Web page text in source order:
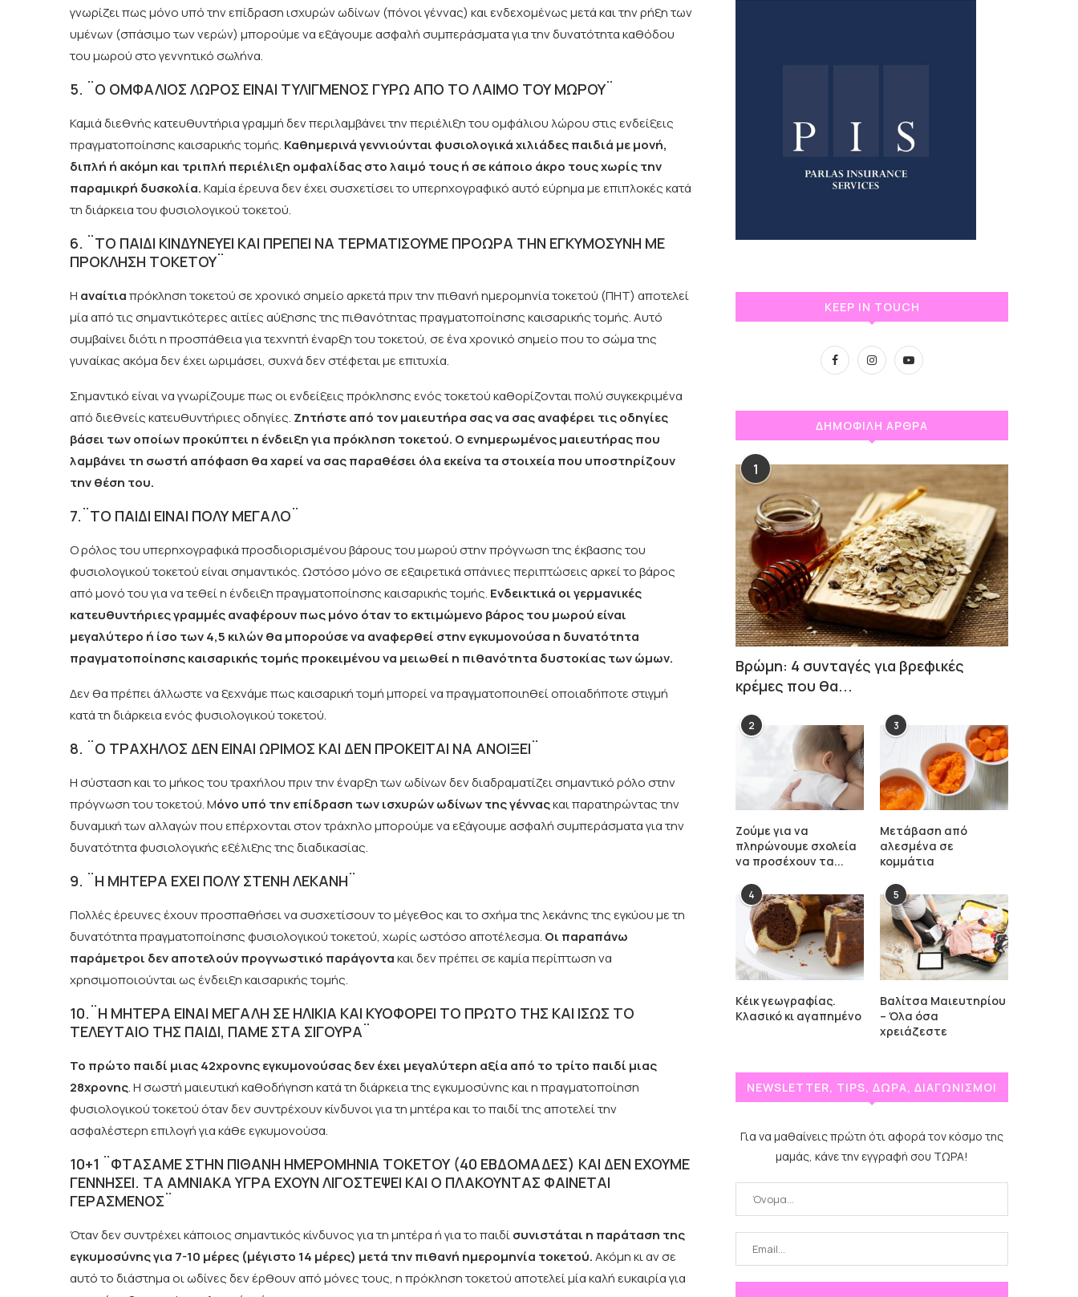
γνωρίζει πως μόνο υπό την επίδραση ισχυρών ωδίνων (πόνοι γέννας) και ενδεχομένως μετά και την ρήξη των
υμένων (σπάσιμο των νερών) μπορούμε να εξάγουμε ασφαλή συμπεράσματα για την δυνατότητα καθόδου
του μωρού στο γεννητικό σωλήνα.
5. ¨Ο ΟΜΦΑΛΙΟΣ ΛΩΡΟΣ ΕΙΝΑΙ ΤΥΛΙΓΜΕΝΟΣ ΓΥΡΩ ΑΠΟ ΤΟ ΛΑΙΜΟ ΤΟΥ ΜΩΡΟΥ¨
Καμιά διεθνής κατευθυντήρια γραμμή δεν περιλαμβάνει την περιέλιξη του ομφάλιου λώρου στις ενδείξεις
πραγματοποίησης καισαρικής τομής. Καθημερινά γεννιούνται φυσιολογικά χιλιάδες παιδιά με μονή,
διπλή ή ακόμη και τριπλή περιέλιξη ομφαλίδας στο λαιμό τους ή σε κάποιο άκρο τους χωρίς την
παραμικρή δυσκολία.Καμία έρευνα δεν έχει συσχετίσει το υπερηχογραφικό αυτό εύρημα με επιπλοκές κατά
τη διάρκεια του φυσιολογικού τοκετού.
6. ¨ΤΟ ΠΑΙΔΙ ΚΙΝΔΥΝΕΥΕΙ ΚΑΙ ΠΡΕΠΕΙ ΝΑ ΤΕΡΜΑΤΙΣΟΥΜΕ ΠΡΟΩΡΑ ΤΗΝ ΕΓΚΥΜΟΣΥΝΗ ΜΕ
ΠΡΟΚΛΗΣΗ ΤΟΚΕΤΟΥ¨
Η αναίτιαπρόκληση τοκετού σε χρονικό σημείο αρκετά πριν την πιθανή ημερομηνία τοκετού (ΠΗΤ) αποτελεί
μία από τις σημαντικότερες αιτίες αύξησης της πιθανότητας πραγματοποίησης καισαρικής τομής. Αυτό
συμβαίνει διότι η προσπάθεια για τεχνητή έναρξη του τοκετού, σε ένα χρονικό σημείο που το σώμα της
γυναίκας ακόμα δεν έχει ωριμάσει, συχνά δεν στέφεται με επιτυχία.
Σημαντικό είναι να γνωρίζουμε πως οι ενδείξεις πρόκλησης ενός τοκετού καθορίζονται πολύ συγκεκριμένα
από διεθνείς κατευθυντήριες οδηγίες. Ζητήστε από τον μαιευτήρα σας να σας αναφέρει τις οδηγίες
βάσει των οποίων προκύπτει η ένδειξη για πρόκληση τοκετού. Ο ενημερωμένος μαιευτήρας που
λαμβάνει τη σωστή απόφαση θα χαρεί να σας παραθέσει όλα εκείνα τα στοιχεία που υποστηρίζουν
την θέση του.
7.¨ΤΟ ΠΑΙΔΙ ΕΙΝΑΙ ΠΟΛΥ ΜΕΓΑΛΟ¨
Ο ρόλος του υπερηχογραφικά προσδιορισμένου βάρους του μωρού στην πρόγνωση της έκβασης του
φυσιολογικού τοκετού είναι σημαντικός. Ωστόσο μόνο σε εξαιρετικά σπάνιες περιπτώσεις αρκεί το βάρος
από μονό του για να τεθεί η ένδειξη πραγματοποίησης καισαρικής τομής. Ενδεικτικά οι γερμανικές
κατευθυντήριες γραμμές αναφέρουν πως μόνο όταν το εκτιμώμενο βάρος του μωρού είναι
μεγαλύτερο ή ίσο των 4,5 κιλών θα μπορούσε να αναφερθεί στην εγκυμονούσα η δυνατότητα
πραγματοποίησης καισαρικής τομής προκειμένου να μειωθεί η πιθανότητα δυστοκίας των ώμων.
Δεν θα πρέπει άλλωστε να ξεχνάμε πως καισαρική τομή μπορεί να πραγματοποιηθεί οποιαδήποτε στιγμή
κατά τη διάρκεια ενός φυσιολογικού τοκετού.
8. ¨Ο ΤΡΑΧΗΛΟΣ ΔΕΝ ΕΙΝΑΙ ΩΡΙΜΟΣ ΚΑΙ ΔΕΝ ΠΡΟΚΕΙΤΑΙ ΝΑ ΑΝΟΙΞΕΙ¨
Η σύσταση και το μήκος του τραχήλου πριν την έναρξη των ωδίνων δεν διαδραματίζει σημαντικό ρόλο στην
πρόγνωση του τοκετού. Μόνο υπό την επίδραση των ισχυρών ωδίνων της γένναςκαι παρατηρώντας την
δυναμική των αλλαγών που επέρχονται στον τράχηλο μπορούμε να εξάγουμε ασφαλή συμπεράσματα για την
δυνατότητα φυσιολογικής εξέλιξης της διαδικασίας.
9. ¨Η ΜΗΤΕΡΑ ΕΧΕΙ ΠΟΛΥ ΣΤΕΝΗ ΛΕΚΑΝΗ¨
Πολλές έρευνες έχουν προσπαθήσει να συσχετίσουν το μέγεθος και το σχήμα της λεκάνης της εγκύου με τη
δυνατότητα πραγματοποίησης φυσιολογικού τοκετού, χωρίς ωστόσο αποτέλεσμα. Οι παραπάνω
παράμετροι δεν αποτελούν προγνωστικό παράγοντακαι δεν πρέπει σε καμία περίπτωση να
χρησιμοποιούνται ως ένδειξη καισαρικής τομής.
10.¨Η ΜΗΤΕΡΑ ΕΙΝΑΙ ΜΕΓΑΛΗ ΣΕ ΗΛΙΚΙΑ ΚΑΙ ΚΥΟΦΟΡΕΙ ΤΟ ΠΡΩΤΟ ΤΗΣ ΚΑΙ ΙΣΩΣ ΤΟ
ΤΕΛΕΥΤΑΙΟ ΤΗΣ ΠΑΙΔΙ, ΠΑΜΕ ΣΤΑ ΣΙΓΟΥΡΑ¨
Το πρώτο παιδί μιας 42χρονης εγκυμονούσας δεν έχει μεγαλύτερη αξία από το τρίτο παιδί μιας
28χρονης. Η σωστή μαιευτική καθοδήγηση κατά τη διάρκεια της εγκυμοσύνης και η πραγματοποίηση
φυσιολογικού τοκετού όταν δεν συντρέχουν κίνδυνοι για τη μητέρα και το παιδί της αποτελεί την
ασφαλέστερη επιλογή για κάθε εγκυμονούσα.
10+1 ¨ΦΤΑΣΑΜΕ ΣΤΗΝ ΠΙΘΑΝΗ ΗΜΕΡΟΜΗΝΙΑ ΤΟΚΕΤΟΥ (40 ΕΒΔΟΜΑΔΕΣ) ΚΑΙ ΔΕΝ ΕΧΟΥΜΕ
ΓΕΝΝΗΣΕΙ. ΤΑ ΑΜΝΙΑΚΑ ΥΓΡΑ ΕΧΟΥΝ ΛΙΓΟΣΤΕΨΕΙ ΚΑΙ Ο ΠΛΑΚΟΥΝΤΑΣ ΦΑΙΝΕΤΑΙ
ΓΕΡΑΣΜΕΝΟΣ¨
Όταν δεν συντρέχει κάποιος σημαντικός κίνδυνος για τη μητέρα ή για το παιδίσυνιστάται η παράταση της
εγκυμοσύνης για 7-10 μέρες (μέγιστο 14 μέρες) μετά την πιθανή ημερομηνία τοκετού.Ακόμη κι αν σε
αυτό το διάστημα οι ωδίνες δεν έρθουν από μόνες τους, η πρόκληση τοκετού αποτελεί μία καλή ευκαιρία για
KEEP IN TOUCH
ΔΗΜΟΦΙΛΗ ΑΡΘΡΑ
1
Βρώμη: 4 συνταγές για βρεφικές
κρέμες που θα...
2
Ζούμε για να
πληρώνουμε σχολεία
να προσέχουν τα...
3
Μετάβαση από
αλεσμένα σε
κομμάτια
4
Κέικ γεωγραφίας.
Κλασικό κι αγαπημένο
5
Βαλίτσα Μαιευτηρίου
– Όλα όσα
χρειάζεστε
NEWSLETTER, TIPS, ΔΩΡΑ, ΔΙΑΓΩΝΙΣΜΟΙ
Για να μαθαίνεις πρώτη ότι αφορά τον κόσμο της
μαμάς, κάνε την εγγραφή σου ΤΩΡΑ!